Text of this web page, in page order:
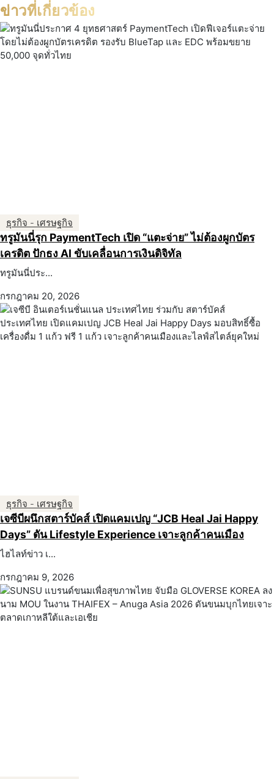
ข่าวที่เกี่ยวข้อง
ธุรกิจ - เศรษฐกิจ
ทรูมันนี่รุก PaymentTech เปิด “แตะจ่าย” ไม่ต้องผูกบัตร
เครดิต ปักธง AI ขับเคลื่อนการเงินดิจิทัล
ทรูมันนี่ประ...
กรกฎาคม 20, 2026
ธุรกิจ - เศรษฐกิจ
เจซีบีผนึกสตาร์บัคส์ เปิดแคมเปญ “JCB Heal Jai Happy
Days” ดัน Lifestyle Experience เจาะลูกค้าคนเมือง
ไฮไลท์ข่าว เ...
กรกฎาคม 9, 2026